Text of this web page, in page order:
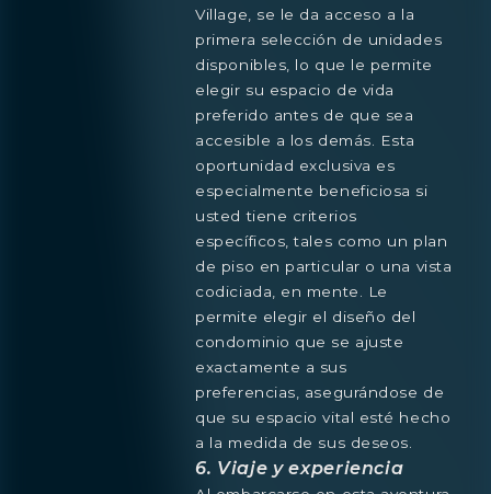
Village, se le da acceso a la
primera selección de unidades
disponibles, lo que le permite
elegir su espacio de vida
preferido antes de que sea
accesible a los demás. Esta
oportunidad exclusiva es
especialmente beneficiosa si
usted tiene criterios
específicos, tales como un plan
de piso en particular o una vista
codiciada, en mente. Le
permite elegir el diseño del
condominio que se ajuste
exactamente a sus
preferencias, asegurándose de
que su espacio vital esté hecho
a la medida de sus deseos.
6. Viaje y experiencia